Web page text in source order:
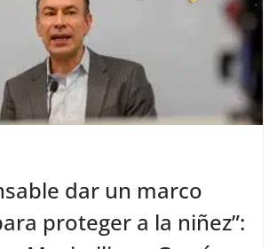
dar un marco
proteger a la niñez”: